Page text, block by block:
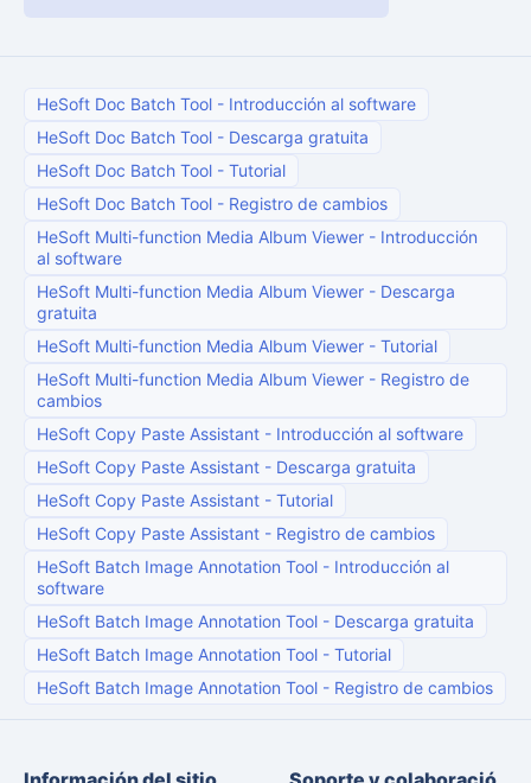
HeSoft Doc Batch Tool - Introducción al software
HeSoft Doc Batch Tool - Descarga gratuita
HeSoft Doc Batch Tool - Tutorial
HeSoft Doc Batch Tool - Registro de cambios
HeSoft Multi-function Media Album Viewer - Introducción
al software
HeSoft Multi-function Media Album Viewer - Descarga
gratuita
HeSoft Multi-function Media Album Viewer - Tutorial
HeSoft Multi-function Media Album Viewer - Registro de
cambios
HeSoft Copy Paste Assistant - Introducción al software
HeSoft Copy Paste Assistant - Descarga gratuita
HeSoft Copy Paste Assistant - Tutorial
HeSoft Copy Paste Assistant - Registro de cambios
HeSoft Batch Image Annotation Tool - Introducción al
software
HeSoft Batch Image Annotation Tool - Descarga gratuita
HeSoft Batch Image Annotation Tool - Tutorial
HeSoft Batch Image Annotation Tool - Registro de cambios